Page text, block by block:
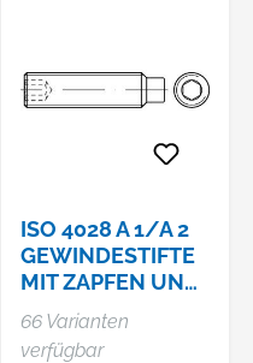
ISO 4028 A 1/A 2
GEWINDESTIFTE
MIT ZAPFEN UND
INNENSECHSKAN
T
66 Varianten
verfügbar